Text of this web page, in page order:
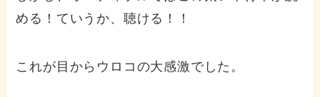
める！ていうか、聴ける！！
これが目からウロコの大感激でした。